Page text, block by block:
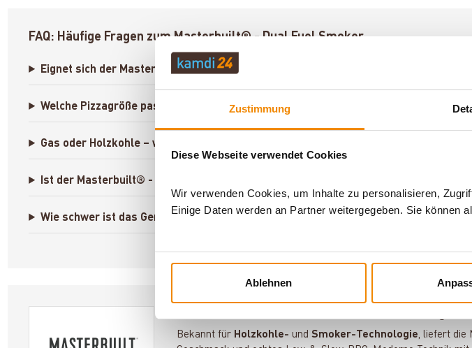
Zustimmung
Diese Webseite verwendet Cookies
Wir verwenden Cookies, um Inhalte zu personalisieren,
Einige Daten werden an Partner weitergegeben. Sie können
Ablehnen
FAQ: Häufige Fragen zum Masterbuilt® - Dual Fuel Smoker
Eignet sich der Masterbuilt® - Dual Fuel Smoker als Pizzaofen und wie schnell bist
Welche Pizzagröße passt rein?
Gas oder Holzkohle – was ist besser für Pizza?
Ist der Masterbuilt® - Dual Fuel Smoker draußen ganzjährig nutzbar?
Wie schwer ist das Gerät beim Aufstellen für dich?
Bekannt für Holzkohle- undSmoker-Technologie, liefert die